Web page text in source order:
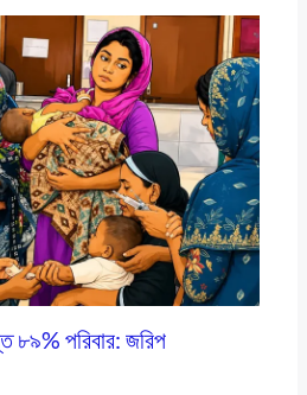
৮৯% পরিবার: জরিপ